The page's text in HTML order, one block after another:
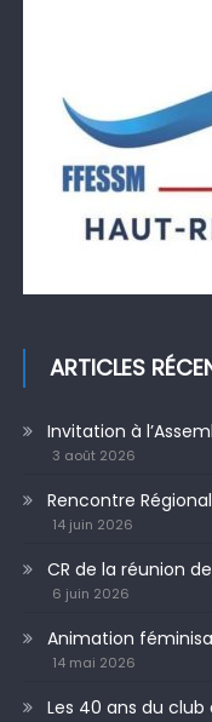
ARTICLES
Invitation à
3 août 2026
Rencontre
14 juin 2026
CR de la réunion
6 juin 2026
Animation
14 mai 2026
Les 40 ans du club